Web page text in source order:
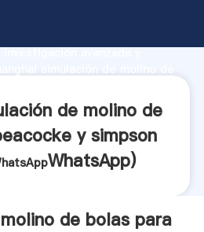
avanzada y
a todos los clientes.
de molino de
y simpson
WhatsApp)
de bolas para